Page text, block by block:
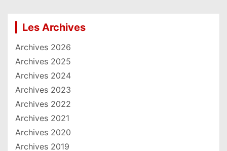
Les Archives
Archives 2026
Archives 2025
Archives 2024
Archives 2023
Archives 2022
Archives 2021
Archives 2020
Archives 2019